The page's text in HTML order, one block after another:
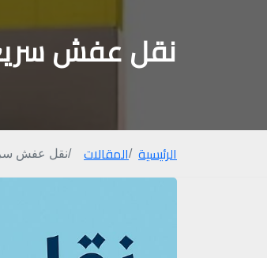
نقل عفش
الرئيسية المقالات نقل عفش